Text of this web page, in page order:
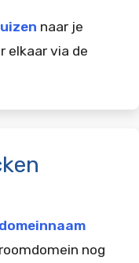
naar je
elkaar via de
domeinnaam
nog